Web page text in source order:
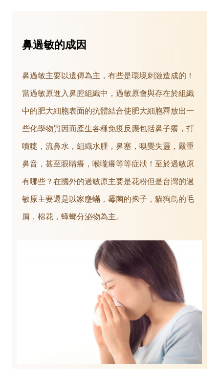
鼻過敏的成因
鼻過敏主要以遺傳為主，有些是環境刺激造成的！
當過敏原進入鼻腔組織中，過敏原會與存在於組織
中的肥大細胞表面的抗體結合使肥大細胞釋放出一
些化學物質因而產生各種免疫反應包括鼻子癢，打
噴嚏，流鼻水，組織水腫，鼻塞，嗅覺失靈，嚴重
鼻音，甚至眼睛癢，喉嚨癢等等症狀！至於過敏原
有哪些？在國外的過敏原主要是花粉但是台灣的過
敏原主要還是以家麈蟎，霉菌的孢子，貓狗鳥的毛
屑，棉花，蟑螂分泌物為主。